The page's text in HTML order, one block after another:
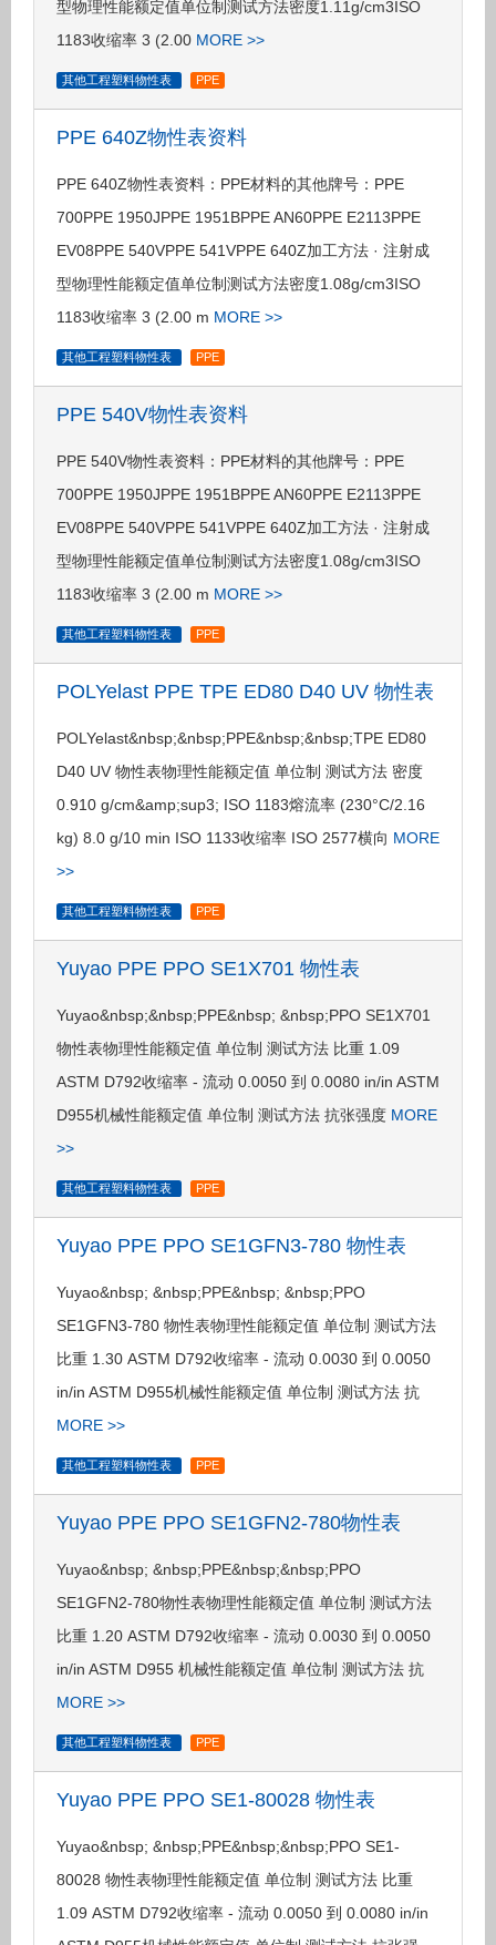
型物理性能额定值单位制测试方法密度1.11g/cm3ISO
1183收缩率 3 (2.00 MORE >>
其他工程塑料物性表 PPE
PPE 640Z物性表资料
PPE 640Z物性表资料：PPE材料的其他牌号：PPE
700PPE 1950JPPE 1951BPPE AN60PPE E2113PPE
EV08PPE 540VPPE 541VPPE 640Z加工方法 · 注射成
型物理性能额定值单位制测试方法密度1.08g/cm3ISO
1183收缩率 3 (2.00 m MORE >>
其他工程塑料物性表 PPE
PPE 540V物性表资料
PPE 540V物性表资料：PPE材料的其他牌号：PPE
700PPE 1950JPPE 1951BPPE AN60PPE E2113PPE
EV08PPE 540VPPE 541VPPE 640Z加工方法 · 注射成
型物理性能额定值单位制测试方法密度1.08g/cm3ISO
1183收缩率 3 (2.00 m MORE >>
其他工程塑料物性表 PPE
POLYelast PPE TPE ED80 D40 UV 物性表
POLYelast&nbsp;&nbsp;PPE&nbsp;&nbsp;TPE ED80
D40 UV 物性表物理性能额定值 单位制 测试方法 密度
0.910 g/cm&amp;sup3; ISO 1183熔流率 (230°C/2.16
kg) 8.0 g/10 min ISO 1133收缩率 ISO 2577横向 MORE
>>
其他工程塑料物性表 PPE
Yuyao PPE PPO SE1X701 物性表
Yuyao&nbsp;&nbsp;PPE&nbsp; &nbsp;PPO SE1X701
物性表物理性能额定值 单位制 测试方法 比重 1.09
ASTM D792收缩率 - 流动 0.0050 到 0.0080 in/in ASTM
D955机械性能额定值 单位制 测试方法 抗张强度 MORE
>>
其他工程塑料物性表 PPE
Yuyao PPE PPO SE1GFN3-780 物性表
Yuyao&nbsp; &nbsp;PPE&nbsp; &nbsp;PPO
SE1GFN3-780 物性表物理性能额定值 单位制 测试方法
比重 1.30 ASTM D792收缩率 - 流动 0.0030 到 0.0050
in/in ASTM D955机械性能额定值 单位制 测试方法 抗
MORE >>
其他工程塑料物性表 PPE
Yuyao PPE PPO SE1GFN2-780物性表
Yuyao&nbsp; &nbsp;PPE&nbsp;&nbsp;PPO
SE1GFN2-780物性表物理性能额定值 单位制 测试方法
比重 1.20 ASTM D792收缩率 - 流动 0.0030 到 0.0050
in/in ASTM D955 机械性能额定值 单位制 测试方法 抗
MORE >>
其他工程塑料物性表 PPE
Yuyao PPE PPO SE1-80028 物性表
Yuyao&nbsp; &nbsp;PPE&nbsp;&nbsp;PPO SE1-
80028 物性表物理性能额定值 单位制 测试方法 比重
1.09 ASTM D792收缩率 - 流动 0.0050 到 0.0080 in/in